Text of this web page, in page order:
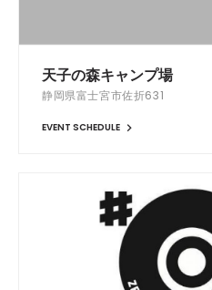
天子の森キャンプ場
静岡県富士宮市佐折631
EVENT SCHEDULE